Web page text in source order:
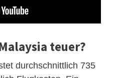
teuer?
durchschnittlich 735